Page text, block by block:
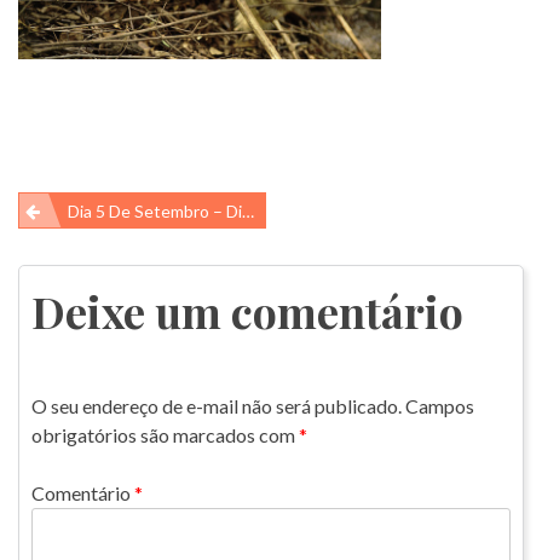
Navegação
de
Post
Dia 5 De Setembro – Dia Da Amazônia
Deixe um comentário
O seu endereço de e-mail não será publicado.Campos
obrigatórios são marcados com*
Comentário *